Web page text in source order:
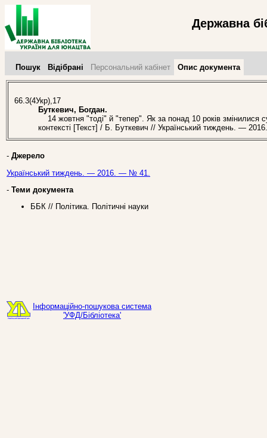
Державна
Пошук Відібрані Персональний кабінет Опис документа
66.3(4Укр),17
Буткевич, Богдан.
14 жовтня "тоді" й "тепер". Як за понад 10 років змінилися
контексті [Текст] / Б. Буткевич // Український тиждень. —
- Джерело
Український тиждень. — 2016. — № 41.
- Теми документа
ББК // Політика. Політичні науки
Інформаційно-пошукова система
'УФД/Бібліотека'